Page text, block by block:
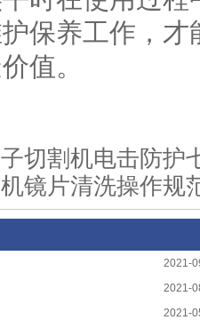
保养工作，
值。
切割机电击防护
镜片清洗操作规
2021-
2021-
2021-